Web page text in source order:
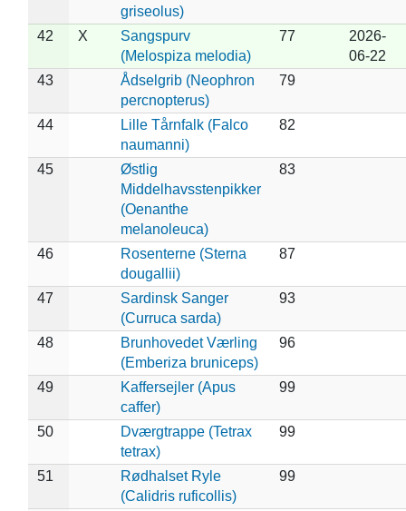
griseolus)
42 X
Sangspurv
(Melospiza melodia)
77
2026-
06-22
43
Ådselgrib (Neophron
percnopterus)
79
44
Lille Tårnfalk (Falco
naumanni)
82
45
Østlig
Middelhavsstenpikker
(Oenanthe
melanoleuca)
83
46
Rosenterne (Sterna
dougallii)
87
47
Sardinsk Sanger
(Curruca sarda)
93
48
Brunhovedet Værling
(Emberiza bruniceps)
96
49
Kaffersejler (Apus
caffer)
99
50
Dværgtrappe (Tetrax
tetrax)
99
51
Rødhalset Ryle
(Calidris ruficollis)
99